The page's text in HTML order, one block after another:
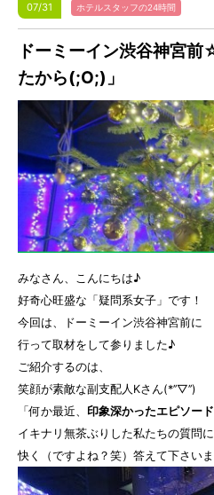
07/31
ホテルスタッフの24時間
ドーミーイン渋谷神宮
たから(;O;)」
みなさん、こんにちは♪
好奇心旺盛な「疑問系女子」です！
今回は、ドーミーイン渋谷神宮前に
行って取材をして参りました♪
ご紹介するのは、
笑顔が素敵な副支配人Kさん(*’’▽’’)
「何か最近、 印象深かったエピソード
イキナリ無茶ぶりした私たちの質問に
快く（ですよね？笑）答えて下さいま